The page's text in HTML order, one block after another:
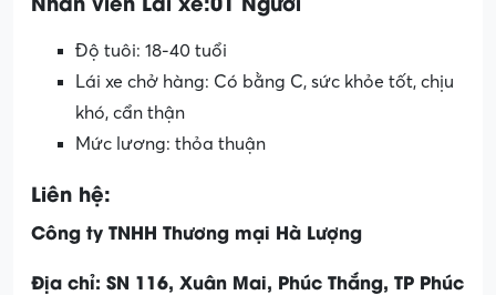
Độ tuôi: 18-40 tuổi
Lái xe chở hàng: Có bằng C, sức khỏe tốt, chịu
khó, cẩn thận
Mức lương: thỏa thuận
Liên hệ:
Công ty TNHH Thương mại Hà Lượng
Địa chỉ: SN 116, Xuân Mai, Phúc Thắng, TP Phúc